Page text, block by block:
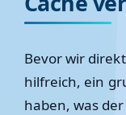
Bevor wir
hilfreich, ein
haben, was